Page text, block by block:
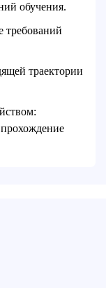
обучения.
требований
траектории